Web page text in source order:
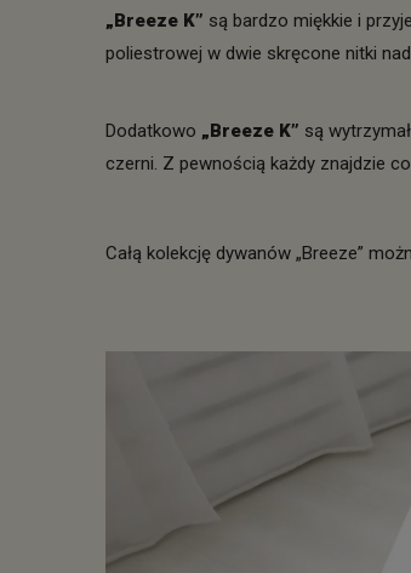
„Breeze K” są bardzo miękkie i
poliestrowej w dwie skręcone nitki
Dodatkowo „Breeze K” są
czerni. Z pewnością każdy znajdzie
Całą kolekcję dywanów „Breeze”